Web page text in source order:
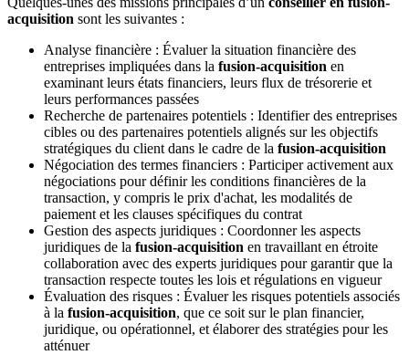
acquisition sont les suivantes :
Analyse financière : Évaluer la situation financière des
entreprises impliquées dans la fusion-acquisition en
examinant leurs états financiers, leurs flux de trésorerie et
leurs performances passées
Recherche de partenaires potentiels : Identifier des entreprises
cibles ou des partenaires potentiels alignés sur les objectifs
stratégiques du client dans le cadre de la fusion-acquisition
Négociation des termes financiers : Participer activement aux
négociations pour définir les conditions financières de la
transaction, y compris le prix d'achat, les modalités de
paiement et les clauses spécifiques du contrat
Gestion des aspects juridiques : Coordonner les aspects
juridiques de la fusion-acquisition en travaillant en étroite
collaboration avec des experts juridiques pour garantir que la
transaction respecte toutes les lois et régulations en vigueur
Évaluation des risques : Évaluer les risques potentiels associés
à la fusion-acquisition, que ce soit sur le plan financier,
juridique, ou opérationnel, et élaborer des stratégies pour les
atténuer